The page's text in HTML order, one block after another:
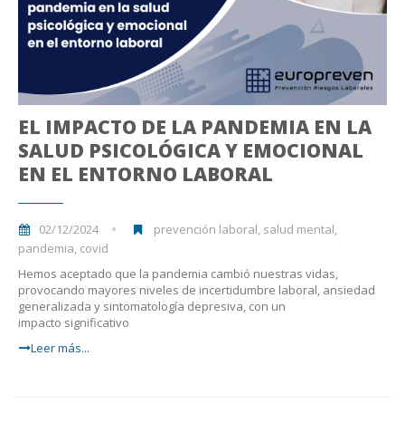
EL IMPACTO DE LA PANDEMIA EN LA
SALUD PSICOLÓGICA Y EMOCIONAL
EN EL ENTORNO LABORAL
02/12/2024
prevención laboral, salud mental,
pandemia, covid
Hemos aceptado que la pandemia cambió nuestras vidas,
provocando mayores niveles de incertidumbre laboral, ansiedad
generalizada y sintomatología depresiva, con un
impacto significativo
Leer más...